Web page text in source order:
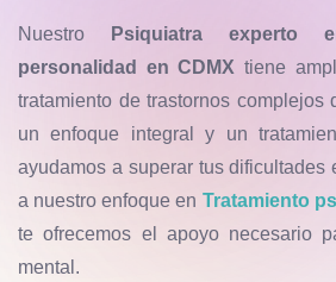
Nuestro
Psiquiatra experto
personalidad en CDMX tiene
tratamiento de trastornos complejos
un enfoque integral y un
ayudamos a superar tus dificultades
a nuestro enfoque en Tratamiento
te ofrecemos el apoyo necesario
mental.